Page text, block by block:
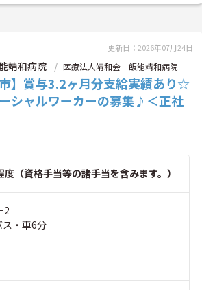
更新日：2026年07月24日
靖和病院 医療法人靖和会 飯能靖和病院
市】賞与3.2ヶ月分支給実績あり☆
シャルワーカーの募集♪＜正社
度（資格手当等の諸手当を含みます。）
2
ス・車6分